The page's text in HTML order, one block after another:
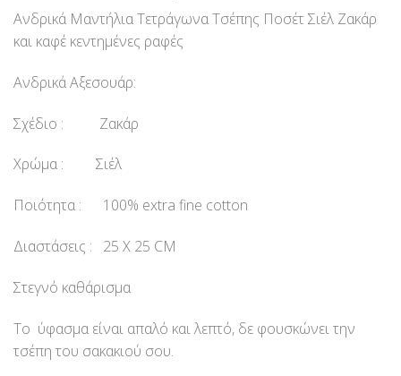
Ανδρικά Μαντήλια Τετράγωνα Τσέπης Ποσέτ Σιέλ Ζακάρ
και καφέ κεντημένες ραφές
Ανδρικά Αξεσουάρ:
Σχέδιο : Ζακάρ
Χρώμα : Σιέλ
Ποιότητα : 100% extra fine cotton
Διαστάσεις : 25 Χ 25 CM
Στεγνό καθάρισμα
Το ύφασμα είναι απαλό και λεπτό, δε φουσκώνει την
τσέπη του σακακιού σου.